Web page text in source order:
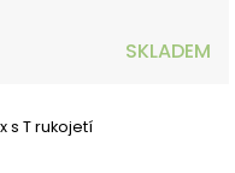
SKLADEM
s T rukojetí